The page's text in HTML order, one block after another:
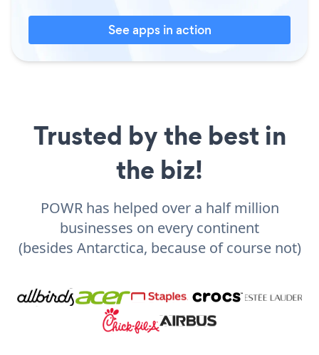
See apps in action
Trusted by the best in
the biz!
POWR has helped over a half million
businesses on every continent
(besides Antarctica, because of course not)